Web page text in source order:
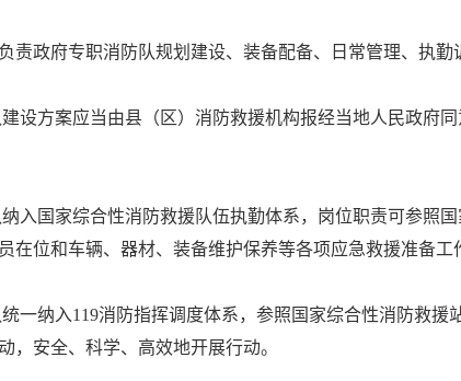
责政府专职消防队规划建设、装备配备、日常管理、执勤
设方案应当由县（区）消防救援机构报经当地人民政府
入国家综合性消防救援队伍执勤体系，岗位职责可参照
在位和车辆、器材、装备维护保养等各项应急救援准备工
一纳入119消防指挥调度体系，参照国家综合性消防救
，安全、科学、高效地开展行动。